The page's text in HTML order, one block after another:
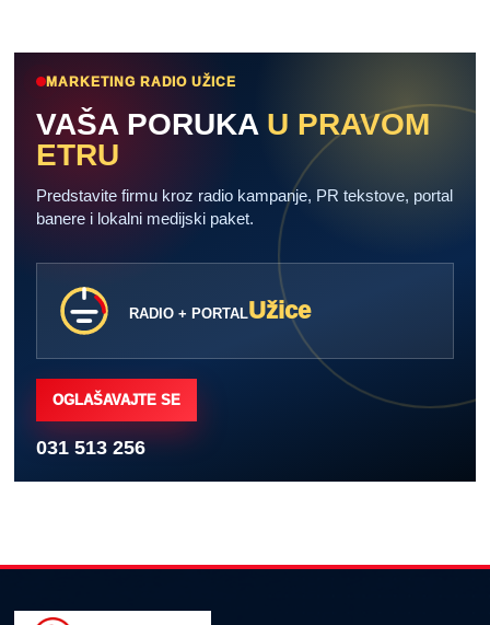
MARKETING RADIO UŽICE
VAŠA PORUKA U PRAVOM
ETRU
Predstavite firmu kroz radio kampanje, PR tekstove, portal
banere i lokalni medijski paket.
RADIO + PORTALUžice
OGLAŠAVAJTE SE
031 513 256